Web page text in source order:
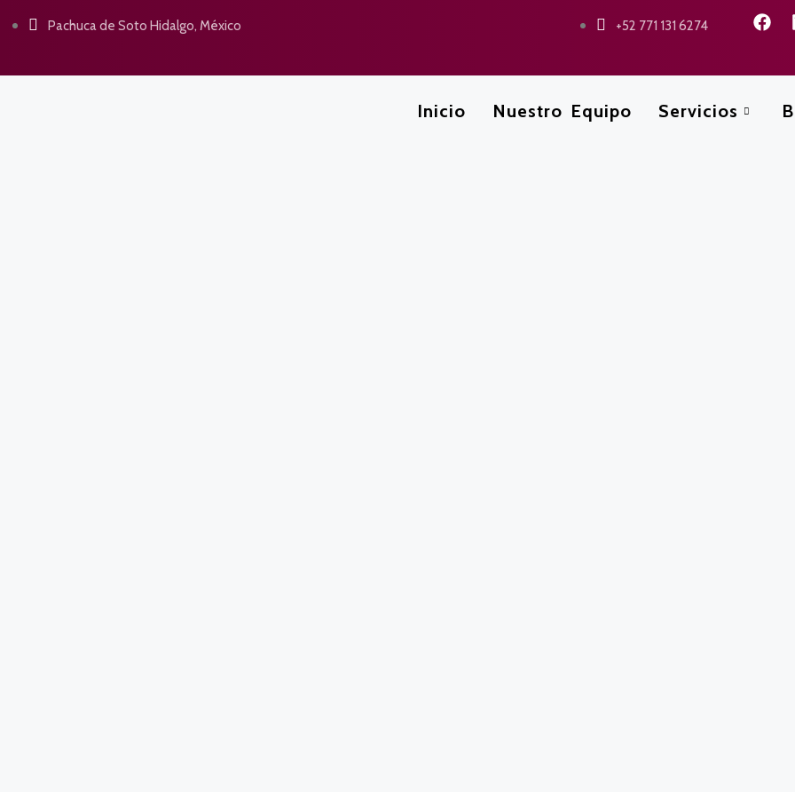
Pachuca de Soto Hidalgo, México +52 771 131 6274
Inicio Nuestro Equipo Servicios